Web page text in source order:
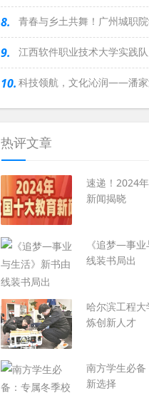
8. 青春与乡土共舞！广州城职
9. 江西软件职业技术大学实践
10. 科技领航，文化沁润——潘家
热评文章
速递！2024
新闻揭晓
《追梦—事
线装书局出
哈尔滨工程
炼创新人才
南方学生必
新选择